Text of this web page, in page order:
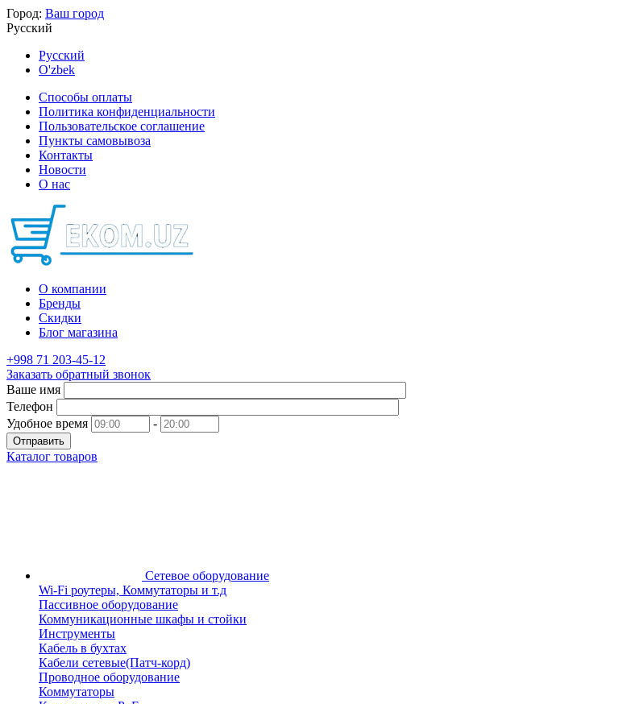
Город: Ваш город
Русский
Русский
O'zbek
Способы оплаты
Политика конфиденциальности
Пользовательское соглашение
Пункты самовывоза
Контакты
Новости
О нас
О компании
Бренды
Скидки
Блог магазина
+998 71 203-45-12
Заказать обратный звонок
Ваше имя
Телефон
Удобное время
-
Отправить
Каталог товаров
Сетевое оборудование
Wi-Fi роутеры, Коммутаторы и т.д
Пассивное оборудование
Коммуникационные шкафы и стойки
Инструменты
Кабель в бухтах
Кабели сетевые(Патч-корд)
Проводное оборудование
Коммутаторы